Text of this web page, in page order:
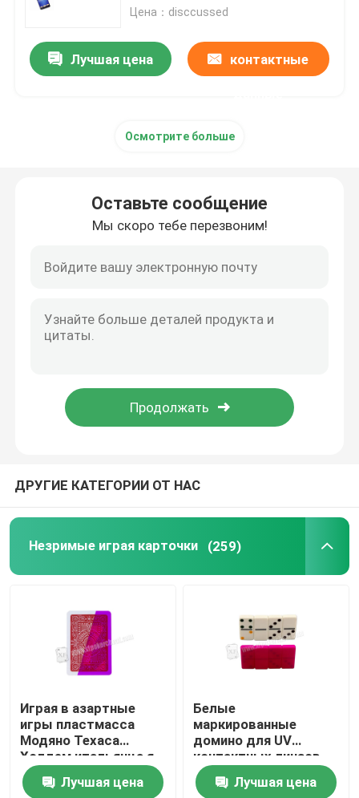
Контактные линзы незримых чернил
Анализатор покера
Блок развертки покера
Маркированные карточки покера
Програмное обеспечение анализа покера
Играя в азартные игры вспомогательное
Цена：disccussed
Лучшая цена контактные
Осмотрите больше
Оставьте сообщение
Мы скоро тебе перезвоним!
ДРУГИЕ КАТЕГОРИИ ОТ НАС
Незримые играя карточки (259)
Играя в азартные
игры пластмасса
Модяно Техаса
Холдем итальянца я
отметил покер карт
Лучшая цена
Белые
маркированные
домино для UV
контактных линзов,
игр домино, играя в
азартные игры
Лучшая цена